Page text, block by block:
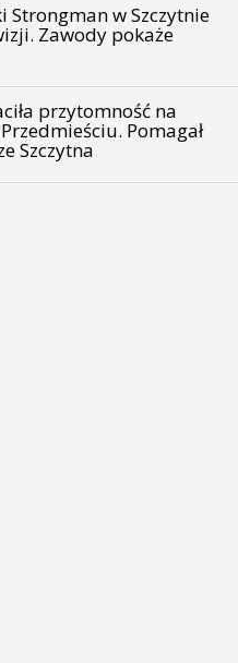
Strongman w Szczytnie
Zawody pokaże
przytomność na
Pomagał
Szczytna